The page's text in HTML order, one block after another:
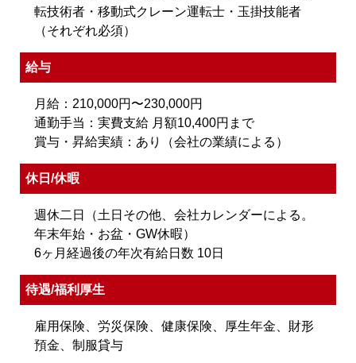
転技術者・移動式クレーン運転士・玉掛技能者
（それぞれ必須）
給与
月給：210,000円〜230,000円
通勤手当：実費支給 月額10,400円まで
賞与・昇給実績：あり（会社の業績による）
休日/休暇
週休二日（土日その他、会社カレンダーによる。
年末年始・お盆・GW休暇）
6ヶ月経過後の年次有給日数 10日
待遇/福利厚生
雇用保険、労災保険、健康保険、厚生年金、財形
預金、制服貸与